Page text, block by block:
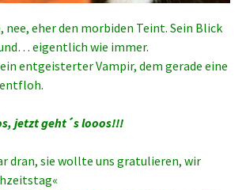
nee, eher den morbiden Teint. Sein Blick
eigentlich wie immer.
entgeisterter Vampir, dem gerade eine
jetzt geht´s looos!!!
dran, sie wollte uns gratulieren, wir